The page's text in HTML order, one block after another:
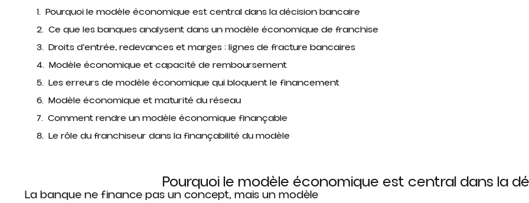
Pourquoi le modèle économique est central dans la décision bancaire
Ce que les banques analysent dans un modèle économique de franchise
Droits d’entrée, redevances et marges : lignes de fracture bancaires
Modèle économique et capacité de remboursement
Les erreurs de modèle économique qui bloquent le financement
Modèle économique et maturité du réseau
Comment rendre un modèle économique finançable
Le rôle du franchiseur dans la finançabilité du modèle
Pourquoi le modèle économique est central dans la
La banque ne finance pas un concept, mais un modèle